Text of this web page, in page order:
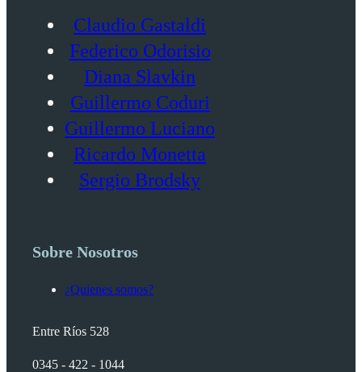
Claudio Gastaldi
Federico Odorisio
Diana Slavkin
Guillermo Coduri
Guillermo Luciano
Ricardo Monetta
Sergio Brodsky
Sobre Nosotros
¿Quienes somos?
Entre Ríos 528
0345 - 422 - 1044